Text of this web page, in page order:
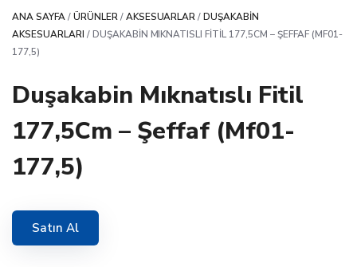
ANA SAYFA/ÜRÜNLER/AKSESUARLAR/DUŞAKABIN
AKSESUARLARI / DUŞAKABIN MIKNATISLI FITIL 177,5CM – ŞEFFAF (MF01-
177,5)
Duşakabin Mıknatıslı Fitil
177,5Cm – Şeffaf (Mf01-
177,5)
Satın Al